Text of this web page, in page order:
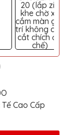
20 (lắp zin
khe chờ xe
cắm màn giải
trí không cần
cắt chích độ
chế)
Cao Cấp